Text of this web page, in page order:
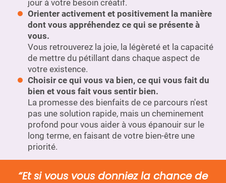
jour à votre besoin créatif.
Orienter activement et positivement la manière
dont vous appréhendez ce qui se présente à
vous.
Vous retrouverez la joie, la légèreté et la capacité
de mettre du pétillant dans chaque aspect de
votre existence.
Choisir ce qui vous va bien, ce qui vous fait du
bien et vous fait vous sentir bien.
La promesse des bienfaits de ce parcours n'est
pas une solution rapide, mais un cheminement
profond pour vous aider à vous épanouir sur le
long terme, en faisant de votre bien-être une
priorité.
“Et si vous vous donniez la chance de